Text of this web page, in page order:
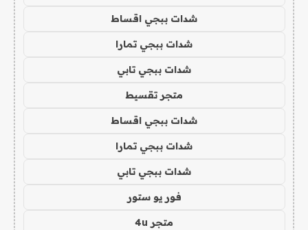
شدات ببجي اقساط
شدات ببجي تمارا
شدات ببجي تابي
متجر تقسيط
شدات ببجي اقساط
شدات ببجي تمارا
شدات ببجي تابي
فور يو ستور
متجر 4u